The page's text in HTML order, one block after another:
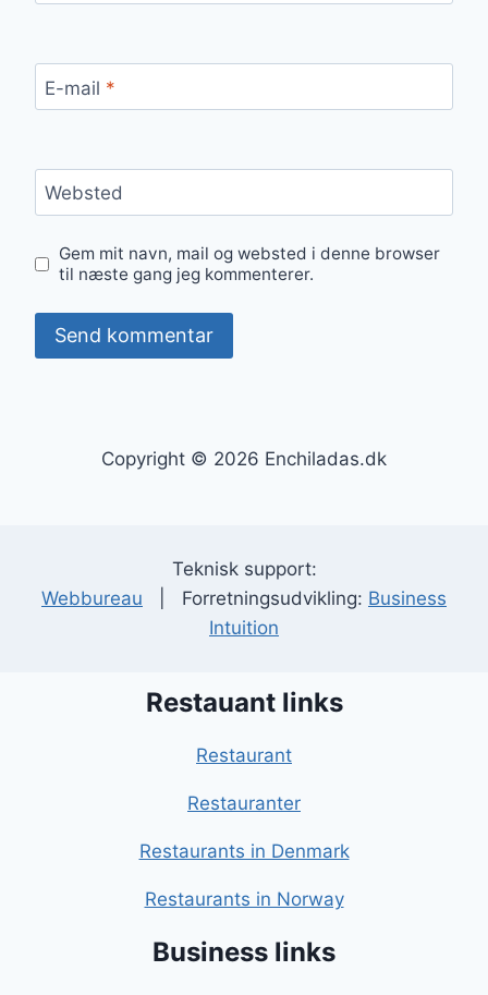
E-mail *
Websted
Gem mit navn, mail og websted i denne browser
til næste gang jeg kommenterer.
Copyright © 2026 Enchiladas.dk
Teknisk support:
Webbureau | Forretningsudvikling: Business
Intuition
Restauant links
Restaurant
Restauranter
Restaurants in Denmark
Restaurants in Norway
Business links